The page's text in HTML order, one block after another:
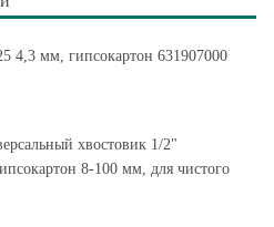
4,3 мм, гипсокартон 631907000
хвостовик 1/2"
8-100 мм, для чистого